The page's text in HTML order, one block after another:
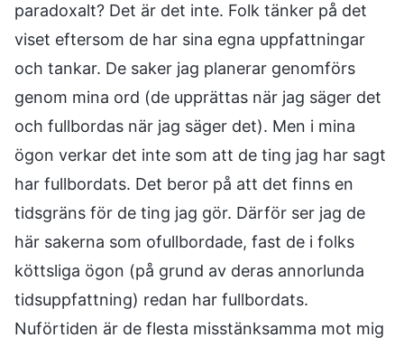
paradoxalt? Det är det inte. Folk tänker på det
viset eftersom de har sina egna uppfattningar
och tankar. De saker jag planerar genomförs
genom mina ord (de upprättas när jag säger det
och fullbordas när jag säger det). Men i mina
ögon verkar det inte som att de ting jag har sagt
har fullbordats. Det beror på att det finns en
tidsgräns för de ting jag gör. Därför ser jag de
här sakerna som ofullbordade, fast de i folks
köttsliga ögon (på grund av deras annorlunda
tidsuppfattning) redan har fullbordats.
Nuförtiden är de flesta misstänksamma mot mig